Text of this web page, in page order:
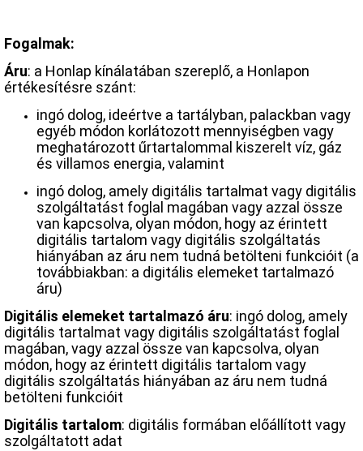
Fogalmak:
Áru: a Honlap kínálatában szereplő, a Honlapon
értékesítésre szánt:
ingó dolog, ideértve a tartályban, palackban vagy
egyéb módon korlátozott mennyiségben vagy
meghatározott űrtartalommal kiszerelt víz, gáz
és villamos energia, valamint
ingó dolog, amely digitális tartalmat vagy digitális
szolgáltatást foglal magában vagy azzal össze
van kapcsolva, olyan módon, hogy az érintett
digitális tartalom vagy digitális szolgáltatás
hiányában az áru nem tudná betölteni funkcióit (a
továbbiakban: a digitális elemeket tartalmazó
áru)
Digitális elemeket tartalmazó áru: ingó dolog, amely
digitális tartalmat vagy digitális szolgáltatást foglal
magában, vagy azzal össze van kapcsolva, olyan
módon, hogy az érintett digitális tartalom vagy
digitális szolgáltatás hiányában az áru nem tudná
betölteni funkcióit
Digitális tartalom: digitális formában előállított vagy
szolgáltatott adat